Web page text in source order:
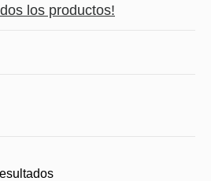
los productos!